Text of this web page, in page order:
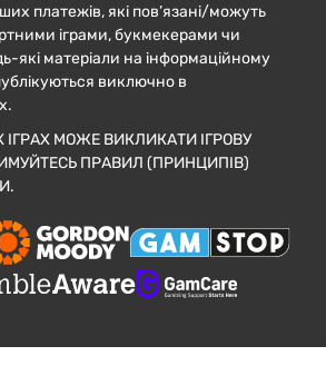
платежів, які пов’язані/можуть
іграми, букмекерами чи
які матеріали на інформаційному
виключно в
ІГРАХ МОЖЕ ВИКЛИКАТИ ІГРОВУ
ПРАВИЛ (ПРИНЦИПІВ)